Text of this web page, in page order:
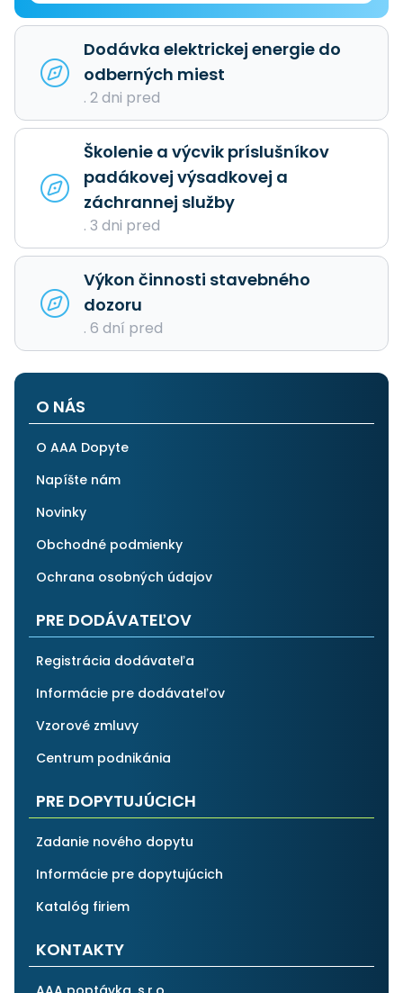
Dodávka elektrickej energie do
odberných miest
. 2 dni pred
Školenie a výcvik príslušníkov
padákovej výsadkovej a
záchrannej služby
. 3 dni pred
Výkon činnosti stavebného
dozoru
. 6 dní pred
O NÁS
O AAA Dopyte
Napíšte nám
Novinky
Obchodné podmienky
Ochrana osobných údajov
PRE DODÁVATEĽOV
Registrácia dodávateľa
Informácie pre dodávateľov
Vzorové zmluvy
Centrum podnikánia
PRE DOPYTUJÚCICH
Zadanie nového dopytu
Informácie pre dopytujúcich
Katalóg firiem
KONTAKTY